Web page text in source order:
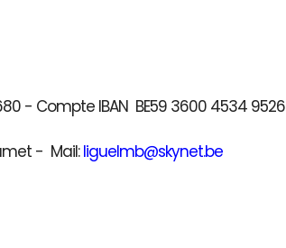
- Compte IBAN BE59 3600 4534 9526
- Mail:liguelmb@skynet.be